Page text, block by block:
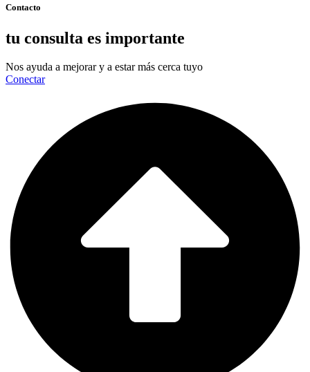
Contacto
tu consulta es importante
Nos ayuda a mejorar y a estar más cerca tuyo
Conectar